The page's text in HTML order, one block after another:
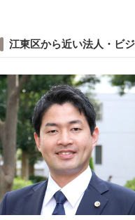
江東区から近い法人・ビ